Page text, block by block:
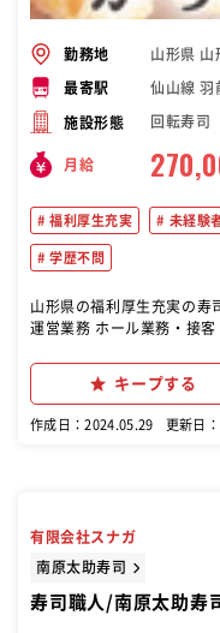
勤務地 山形県
最寄駅 仙山線 羽
施設形態 回転寿司
月給
福利厚生充実 未経験
学歴不問
山形県の福利厚生充実の寿司
運営業務 ホール業務・接
業計画作成など
キープする
作成日：2024.05.29 更新日
有限会社スナガ
南原太助寿司
寿司職人/南原太助寿